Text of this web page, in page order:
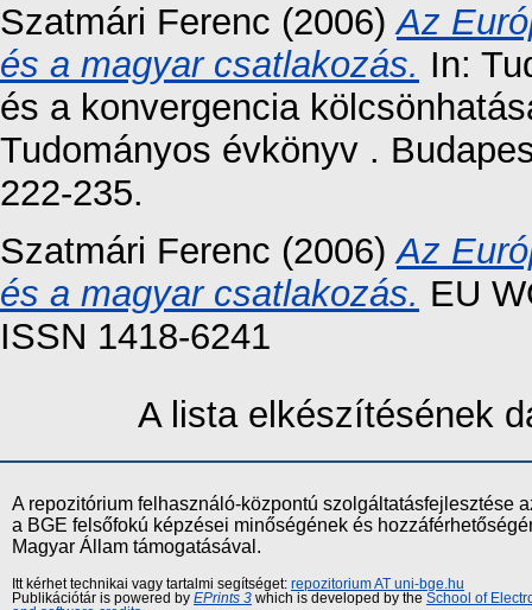
Szatmári Ferenc (2006)Az
és a magyar csatlakozás. In:
és a konvergencia
Tudományos évkönyv .
222-235.
Szatmári Ferenc (2006)Az
és a magyar csatlakozás. EU
ISSN 1418-6241
A lista elkészítésének
A repozitórium felhasználó-központú szolgáltatásfejlesztése
a BGE felsőfokú képzései minőségének és
Magyar Állam támogatásával.
Itt kérhet technikai vagy tartalmi segítséget: repozitorium AT uni-bge.hu
Publikációtár is powered by EPrints 3 which is developed by the School of